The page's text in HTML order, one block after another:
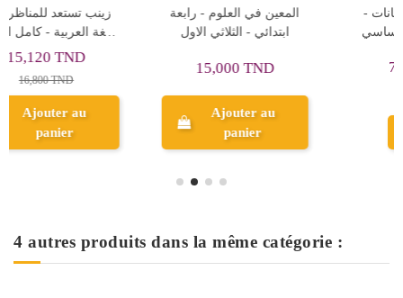
الفوز بالنجاح امتحانات -
الثلاثي الاول - 4 اساسي
امتحانات مدارسنا - الثلاثي
4 autres produits dans la même catégorie :